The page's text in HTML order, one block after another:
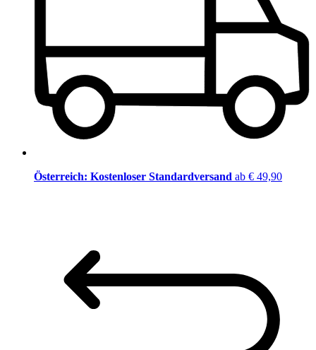
Österreich: Kostenloser Standardversand ab € 49,90